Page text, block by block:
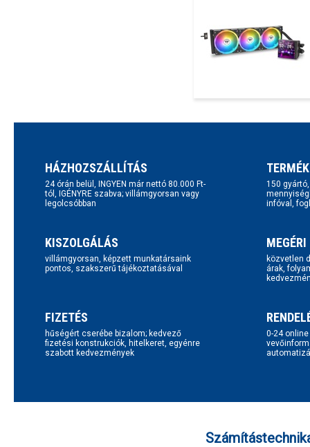
HÁZHOZSZÁLLÍTÁS
24 órán belül, INGYEN már nettó 80.000 Ft-
tól, IGÉNYRE szabva; villámgyorsan vagy
legolcsóbban
150
infóval,
KISZOLGÁLÁS
villámgyorsan, képzett munkatársaink
pontos, szakszerű tájékoztatásával
MEGÉRI
közvetlen
árak,
FIZETÉS
hűségért cserébe bizalom; kedvező
fizetési konstrukciók, hitelkeret, egyénre
szabott kedvezmények
0-24